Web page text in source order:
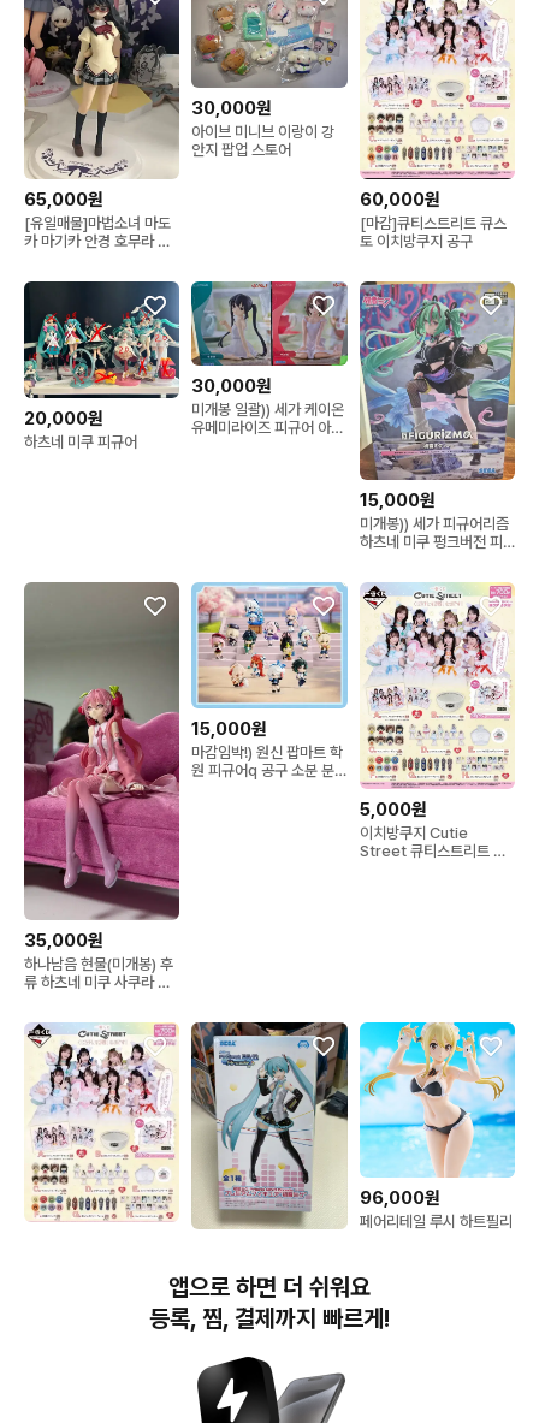
65,000원
[유일매물]마법소녀 마도
카 마기카 안경 호무라 피
30,000원
아이브 미니브 이랑이 강
안지 팝업 스토어
60,000원
[마감]큐티스트리트 큐스
토 이치방쿠지 공구
20,000원
하츠네 미쿠 피규어
30,000원
미개봉 일괄)) 세가 케이온
유메미라이즈 피규어 아즈
15,000원
미개봉)) 세가 피규어리즘
하츠네 미쿠 펑크버전 피
35,000원
하나남음 현물(미개봉) 후
류 하츠네 미쿠 사쿠라 미
15,000원
마감임박!) 원신 팝마트 학
원 피규어q 공구 소분 분
5,000원
이치방쿠지 Cutie
Street 큐티스트리트 제
미쿠 프로젝트 디바 아케
이드 피규어 프디바 고전
미소녀
96,000원
페어리테일 루시 하트필리
앱으로 하면 더 쉬워요
등록, 찜, 결제까지 빠르게!